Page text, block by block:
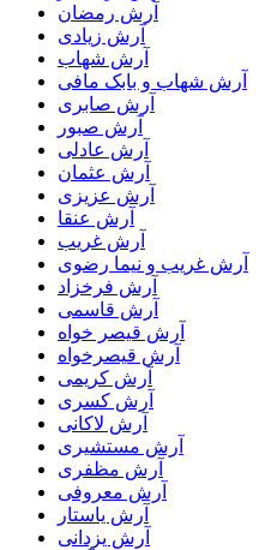
آرش رمضان
آرش زیادی
آرش شهاب
آرش شهاب و بابک مافی
آرش صابری
آرش صبور
آرش عادلی
آرش عثمان
آرش عزیزی
آرش عنقا
آرش غریب
آرش غریب و نیما رضوی
آرش فرخزاد
آرش قاسمی
آرش قیصر خواه
آرش قیصرخواه
آرش کریمی
آرش کسری
آرش لاکانی
آرش مستشیری
آرش مظفری
آرش معروفی
آرش یاستار
آرش یزدانی